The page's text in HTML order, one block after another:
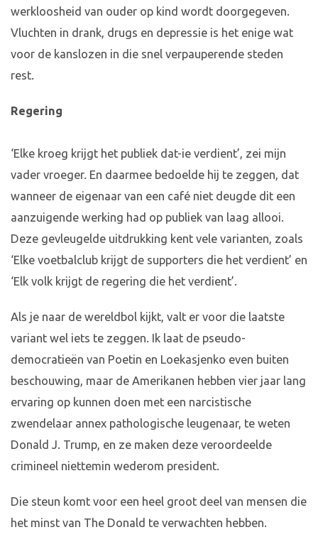
werkloosheid van ouder op kind wordt doorgegeven.
Vluchten in drank, drugs en depressie is het enige wat
voor de kanslozen in die snel verpauperende steden
rest.
Regering
‘Elke kroeg krijgt het publiek dat-ie verdient’, zei mijn
vader vroeger. En daarmee bedoelde hij te zeggen, dat
wanneer de eigenaar van een café niet deugde dit een
aanzuigende werking had op publiek van laag allooi.
Deze gevleugelde uitdrukking kent vele varianten, zoals
‘Elke voetbalclub krijgt de supporters die het verdient’ en
‘Elk volk krijgt de regering die het verdient’.
Als je naar de wereldbol kijkt, valt er voor die laatste
variant wel iets te zeggen. Ik laat de pseudo-
democratieën van Poetin en Loekasjenko even buiten
beschouwing, maar de Amerikanen hebben vier jaar lang
ervaring op kunnen doen met een narcistische
zwendelaar annex pathologische leugenaar, te weten
Donald J. Trump, en ze maken deze veroordeelde
crimineel niettemin wederom president.
Die steun komt voor een heel groot deel van mensen die
het minst van The Donald te verwachten hebben.